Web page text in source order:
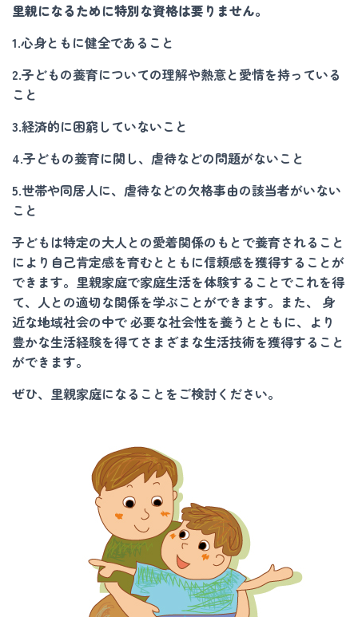
里親になるために特別な資格は要りません。
1.心身ともに健全であること
2.子どもの養育についての理解や熱意と愛情を持っている
こと
3.経済的に困窮していないこと
4.子どもの養育に関し、虐待などの問題がないこと
5.世帯や同居人に、虐待などの欠格事由の該当者がいない
こと
子どもは特定の大人との愛着関係のもとで養育されること
により自己肯定感を育むとともに信頼感を獲得することが
できます。里親家庭で家庭生活を体験することでこれを得
て、人との適切な関係を学ぶことができます。また、 身
近な地域社会の中で 必要な社会性を養うとともに、より
豊かな生活経験を得てさまざまな生活技術を獲得すること
ができます。
ぜひ、里親家庭になることをご検討ください。